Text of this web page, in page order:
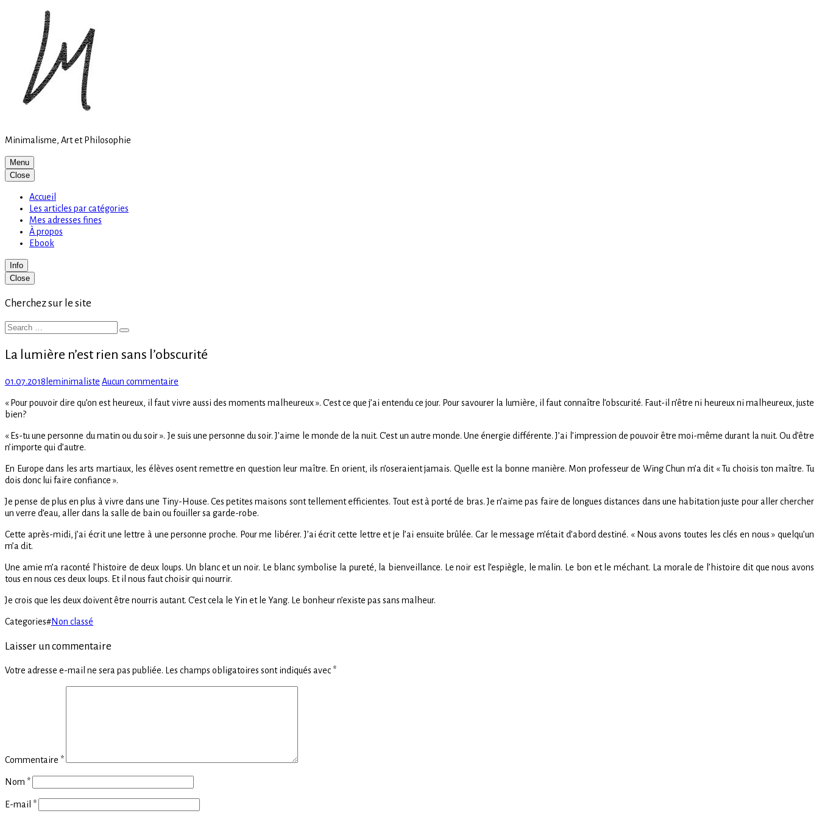
Minimalisme, Art et Philosophie
Menu
Close
Accueil
Les articles par catégories
Mes adresses fines
À propos
Ebook
Info
Primary
Sidebar
Close
Cherchez sur le site
Search
Search
La lumière n’est rien sans l’obscurité
Posted
01.07.2018 Author
leminimaliste Aucun commentaire
lumière
sans
« Pour pouvoir dire qu’on est heureux, il faut vivre aussi des moments malheureux ». C’est ce que j’ai entendu ce jour. Pour savourer la lumière, il faut connaître l’obscurité. Faut-il n’être ni heureux ni malheureux, juste
bien?
« Es-tu une personne du matin ou du soir ». Je suis une personne du soir. J’aime le monde de la nuit. C’est un autre monde. Une énergie différente. J’ai l’impression de pouvoir être moi-même durant la nuit. Ou d’être
n’importe qui d’autre.
En Europe dans les arts martiaux, les élèves osent remettre en question leur maître. En orient, ils n’oseraient jamais. Quelle est la bonne manière. Mon professeur de Wing Chun m’a dit « Tu choisis ton maître. Tu
dois donc lui faire confiance ».
Je pense de plus en plus à vivre dans une Tiny-House. Ces petites maisons sont tellement efficientes. Tout est à porté de bras. Je n’aime pas faire de longues distances dans une habitation juste pour aller chercher
un verre d’eau, aller dans la salle de bain ou fouiller sa garde-robe.
Cette après-midi, j’ai écrit une lettre à une personne proche. Pour me libérer. J’ai écrit cette lettre et je l’ai ensuite brûlée. Car le message m’était d’abord destiné. « Nous avons toutes les clés en nous » quelqu’un
m’a dit.
Une amie m’a raconté l’histoire de deux loups. Un blanc et un noir. Le blanc symbolise la pureté, la bienveillance. Le noir est l’espiègle, le malin. Le bon et le méchant. La morale de l’histoire dit que nous avons
tous en nous ces deux loups. Et il nous faut choisir qui nourrir.
Je crois que les deux doivent être nourris autant. C’est cela le Yin et le Yang. Le bonheur n’existe pas sans malheur.
Categories#Non classé
Laisser un commentaire
Votre adresse e-mail ne sera pas publiée. Les champs obligatoires sont indiqués avec *
Commentaire *
Nom *
E-mail *